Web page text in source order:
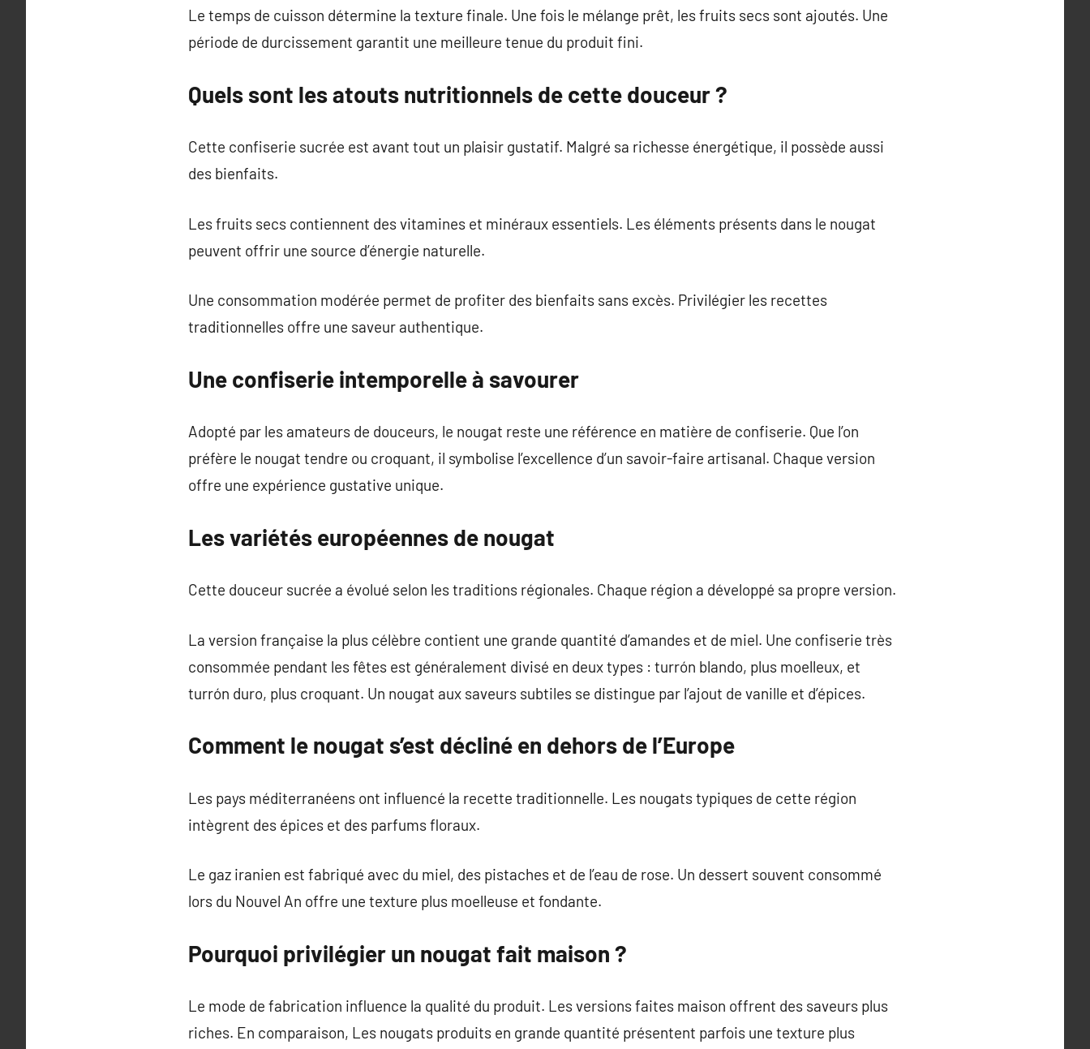
Le temps de cuisson détermine la texture finale. Une fois le mélange prêt, les fruits secs sont ajoutés. Une
période de durcissement garantit une meilleure tenue du produit fini.
Quels sont les atouts nutritionnels de cette douceur ?
Cette confiserie sucrée est avant tout un plaisir gustatif. Malgré sa richesse énergétique, il possède aussi
des bienfaits.
Les fruits secs contiennent des vitamines et minéraux essentiels. Les éléments présents dans le nougat
peuvent offrir une source d’énergie naturelle.
Une consommation modérée permet de profiter des bienfaits sans excès. Privilégier les recettes
traditionnelles offre une saveur authentique.
Une confiserie intemporelle à savourer
Adopté par les amateurs de douceurs, le nougat reste une référence en matière de confiserie. Que l’on
préfère le nougat tendre ou croquant, il symbolise l’excellence d’un savoir-faire artisanal. Chaque version
offre une expérience gustative unique.
Les variétés européennes de nougat
Cette douceur sucrée a évolué selon les traditions régionales. Chaque région a développé sa propre version.
La version française la plus célèbre contient une grande quantité d’amandes et de miel. Une confiserie très
consommée pendant les fêtes est généralement divisé en deux types : turrón blando, plus moelleux, et
turrón duro, plus croquant. Un nougat aux saveurs subtiles se distingue par l’ajout de vanille et d’épices.
Comment le nougat s’est décliné en dehors de l’Europe
Les pays méditerranéens ont influencé la recette traditionnelle. Les nougats typiques de cette région
intègrent des épices et des parfums floraux.
Le gaz iranien est fabriqué avec du miel, des pistaches et de l’eau de rose. Un dessert souvent consommé
lors du Nouvel An offre une texture plus moelleuse et fondante.
Pourquoi privilégier un nougat fait maison ?
Le mode de fabrication influence la qualité du produit. Les versions faites maison offrent des saveurs plus
riches. En comparaison, Les nougats produits en grande quantité présentent parfois une texture plus